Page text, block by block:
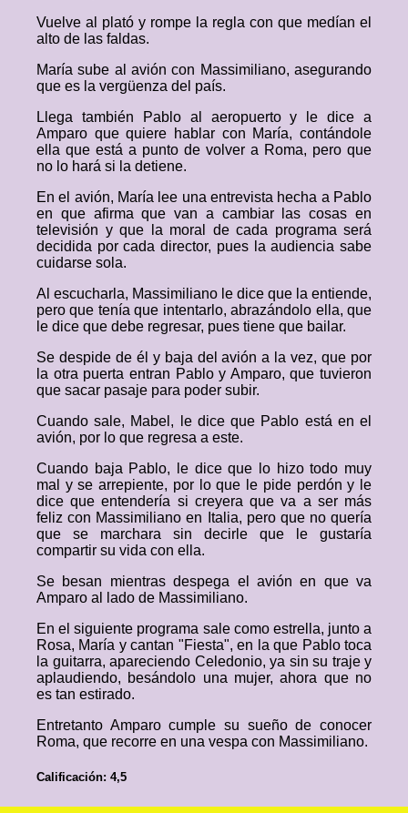
Vuelve al plató y rompe la regla con que medían el
alto de las faldas.
María sube al avión con Massimiliano, asegurando
que es la vergüenza del país.
Llega también Pablo al aeropuerto y le dice a
Amparo que quiere hablar con María, contándole
ella que está a punto de volver a Roma, pero que
no lo hará si la detiene.
En el avión, María lee una entrevista hecha a Pablo
en que afirma que van a cambiar las cosas en
televisión y que la moral de cada programa será
decidida por cada director, pues la audiencia sabe
cuidarse sola.
Al escucharla, Massimiliano le dice que la entiende,
pero que tenía que intentarlo, abrazándolo ella, que
le dice que debe regresar, pues tiene que bailar.
Se despide de él y baja del avión a la vez, que por
la otra puerta entran Pablo y Amparo, que tuvieron
que sacar pasaje para poder subir.
Cuando sale, Mabel, le dice que Pablo está en el
avión, por lo que regresa a este.
Cuando baja Pablo, le dice que lo hizo todo muy
mal y se arrepiente, por lo que le pide perdón y le
dice que entendería si creyera que va a ser más
feliz con Massimiliano en Italia, pero que no quería
que se marchara sin decirle que le gustaría
compartir su vida con ella.
Se besan mientras despega el avión en que va
Amparo al lado de Massimiliano.
En el siguiente programa sale como estrella, junto a
Rosa, María y cantan "Fiesta", en la que Pablo toca
la guitarra, apareciendo Celedonio, ya sin su traje y
aplaudiendo, besándolo una mujer, ahora que no
es tan estirado.
Entretanto Amparo cumple su sueño de conocer
Roma, que recorre en una vespa con Massimiliano.
Calificación: 4,5